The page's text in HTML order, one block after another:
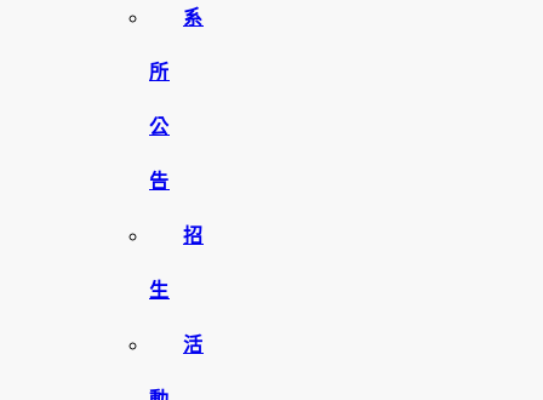
系
所
公
告
招
生
活